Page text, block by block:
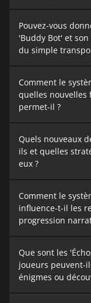
Pouvez-vous
'Buddy Bot' et
du simple
Comment le
quelles
permet-il ?
Quels nouveaux
ils et quelles
eux ?
Comment le
influence-t-il les
progression
Que sont les
joueurs peuvent-
énigmes ou